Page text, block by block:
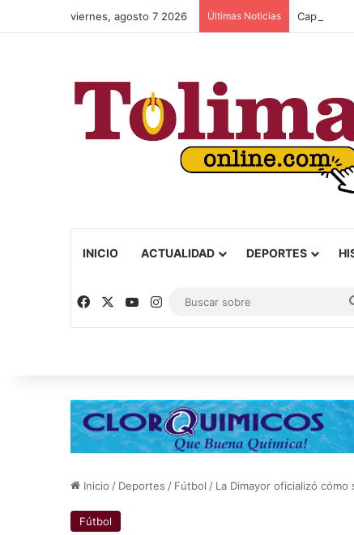
viernes, agosto 7 2026 Últimas Noticias Capturan
INICIO ACTUALIDAD DEPORTES
Facebook YouTubeInstagram
Inicio / Deportes / Fútbol / La Dimayor oficializó
Fútbol